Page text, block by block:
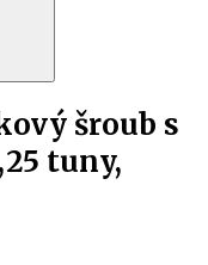
šroub s
tuny,